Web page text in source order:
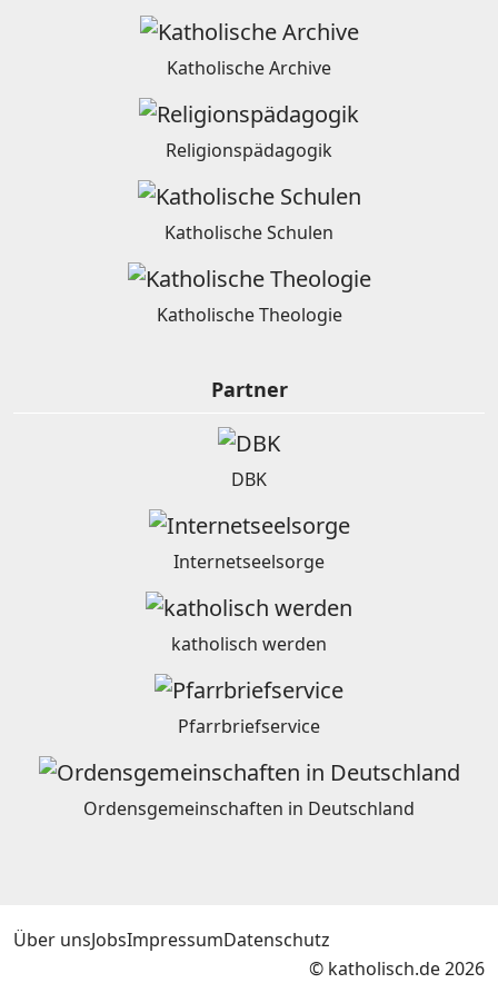
Katholische Archive
Religionspädagogik
Katholische Schulen
Katholische Theologie
Partner
DBK
Internetseelsorge
katholisch werden
Pfarrbriefservice
Ordensgemeinschaften in Deutschland
Über unsJobsImpressumDatenschutz
© katholisch.de 2026